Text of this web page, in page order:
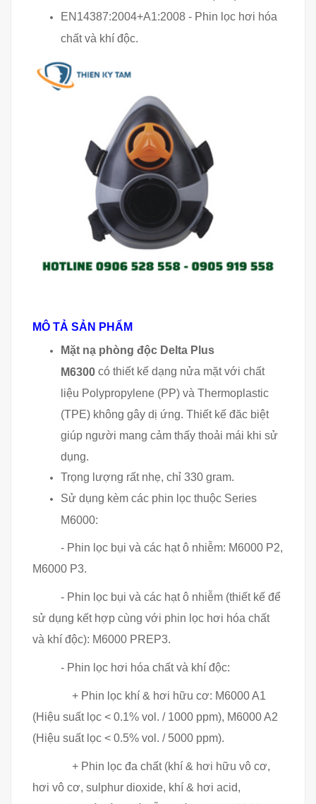
EN14387:2004+A1:2008 - Phin lọc hơi hóa
chất và khí độc.
MÔ TẢ SẢN PHẨM
Mặt nạ phòng độc Delta Plus
M6300 có thiết kế dạng nửa mặt với chất
liệu Polypropylene (PP) và Thermoplastic
(TPE) không gây dị ứng. Thiết kế đăc biệt
giúp người mang cảm thấy thoải mái khi sử
dụng.
Trọng lượng rất nhẹ, chỉ 330 gram.
Sử dụng kèm các phin lọc thuộc Series
M6000:
- Phin lọc bụi và các hạt ô nhiễm: M6000 P2,
M6000 P3.
- Phin lọc bụi và các hạt ô nhiễm (thiết kế để
sử dụng kết hợp cùng với phin lọc hơi hóa chất
và khí độc): M6000 PREP3.
- Phin lọc hơi hóa chất và khí độc:
+ Phin lọc khí & hơi hữu cơ: M6000 A1
(Hiệu suất lọc < 0.1% vol. / 1000 ppm), M6000 A2
(Hiệu suất lọc < 0.5% vol. / 5000 ppm).
+ Phin lọc đa chất (khí & hơi hữu vô cơ,
hơi vô cơ, sulphur dioxide, khí & hơi acid,